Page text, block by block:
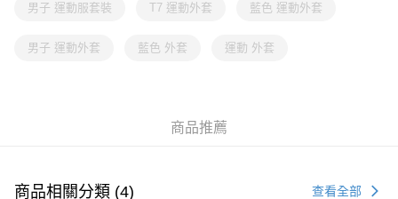
男子 運動服套裝 T7 運動外套 藍色 運動外套
男子 運動外套 藍色 外套 運動 外套
商品推薦
商品相關分類 (4) 查看全部